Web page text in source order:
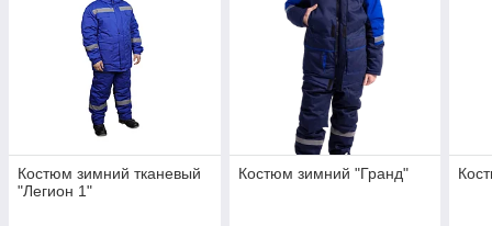
Костюм зимний тканевый
"Легион 1"
Костюм зимний "Гранд"